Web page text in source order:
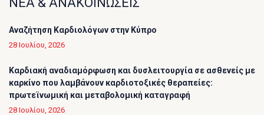
Αναζήτηση Καρδιολόγων στην Κύπρο
28 Ιουλίου, 2026
Καρδιακή αναδιαμόρφωση και δυσλειτουργία σε ασθενείς με
καρκίνο που λαμβάνουν καρδιοτοξικές θεραπείες:
πρωτεϊνωμική και μεταβολομική καταγραφή
28 Ιουλίου, 2026